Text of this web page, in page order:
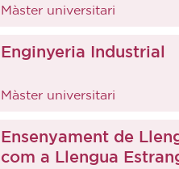
Màster universitari
Enginyeria Industrial
Màster universitari
Ensenyament de
com a Llengua